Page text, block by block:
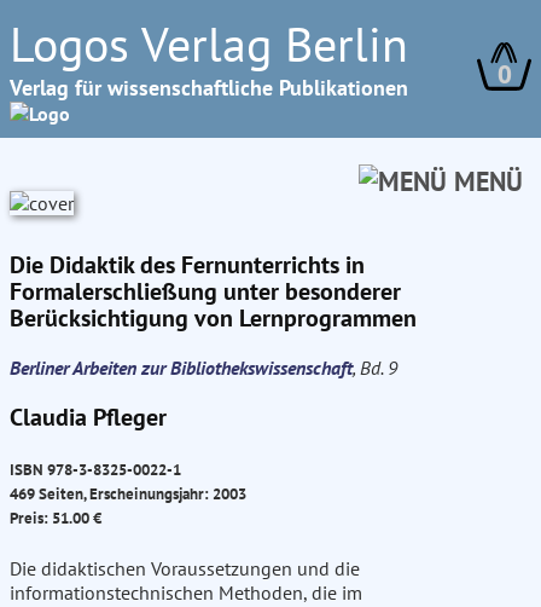
Logos Verlag Berlin
Verlag für wissenschaftliche Publikationen 0
MENÜ
Die Didaktik des Fernunterrichts in
Formalerschließung unter besonderer
Berücksichtigung von Lernprogrammen
Berliner Arbeiten zur Bibliothekswissenschaft, Bd. 9
Claudia Pfleger
ISBN 978-3-8325-0022-1
469 Seiten, Erscheinungsjahr: 2003
Preis: 51.00 €
Die didaktischen Voraussetzungen und die
informationstechnischen Methoden, die im